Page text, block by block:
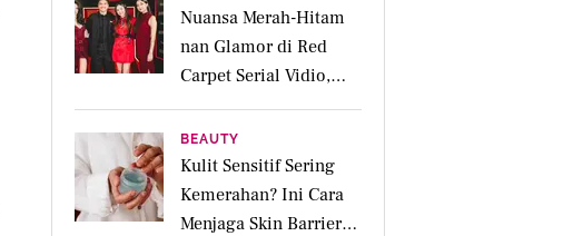
Nuansa Merah-Hitam
nan Glamor di Red
Carpet Serial Vidio,
Jakarta Undercover:
Members Only
BEAUTY
Kulit Sensitif Sering
Kemerahan? Ini Cara
Menjaga Skin Barrier